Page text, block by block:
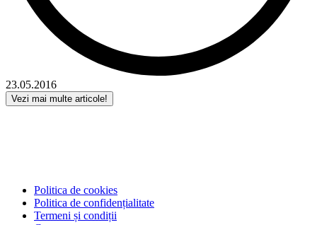
23.05.2016
Vezi mai multe articole!
Politica de cookies
Politica de confidențialitate
Termeni și condiții